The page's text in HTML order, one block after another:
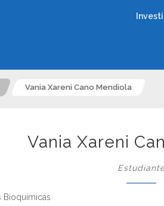
Vania Xareni Cano Mendiola
Vania Xareni
Bioquímicas